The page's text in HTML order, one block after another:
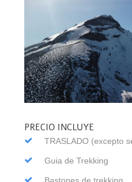
PRECIO INCLUYE
TRASLADO (excepto
Guia de Trekking
Bastones de trekking